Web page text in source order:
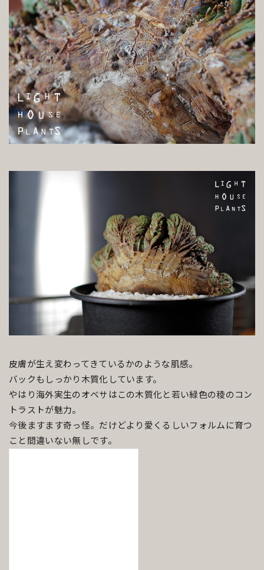
皮膚が生え変わってきているかのような肌感。
バックもしっかり木質化しています。
やはり海外実生のオベサはこの木質化と若い緑色の稜のコン
トラストが魅力。
今後ますます奇っ怪。だけどより愛くるしいフォルムに育つ
こと間違いない無しです。